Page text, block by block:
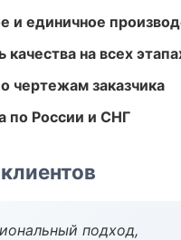
и единичное
качества на всех
чертежам заказчика
по России и СНГ
подход,